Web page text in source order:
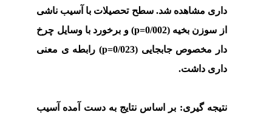
داری مشاهده شد. سطح تحصیلات با آسیب ناشی
از سوزن بخیه (0/002
p=) و برخورد با وسایل چرخ
دار مخصوص جابجایی (0/023
p=) رابطه ی معنی
داری داشت.
نتیجه گیری:بر اساس نتایج به دست آمده آسیب